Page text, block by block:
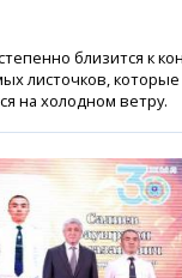
близится к
листочков,
на холодном ветру.